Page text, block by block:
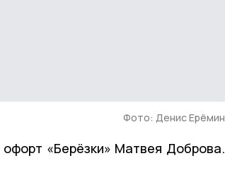
Фото: Денис Ерёмин
«Берёзки» Матвея Доброва.